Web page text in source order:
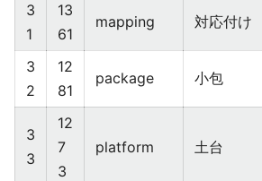
3
1
13
61
mapping 対応付け
3
2
12
81
package 小包
3
3
12
7
3
platform 土台